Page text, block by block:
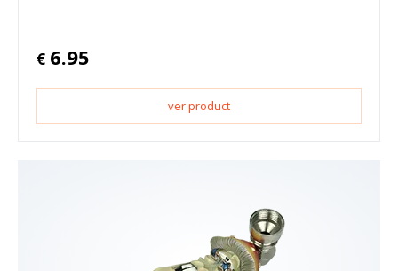
€ 6.95
ver product